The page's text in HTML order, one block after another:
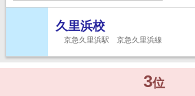
久里浜校
京急久里浜駅 京急久里浜線
3位